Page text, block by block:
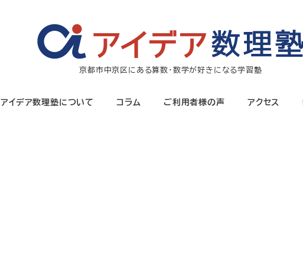
京都市中京区にある算数・数学が好きになる学習塾
アイデア数理塾について コラム ご利用者様の声 アクセス